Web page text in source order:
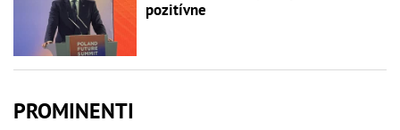
pozitívne
PROMINENTI